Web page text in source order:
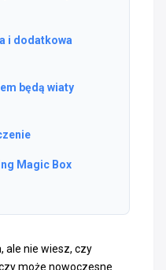
i dodatkowa
będą wiaty
Magic Box
ale nie wiesz, czy
może nowoczesne